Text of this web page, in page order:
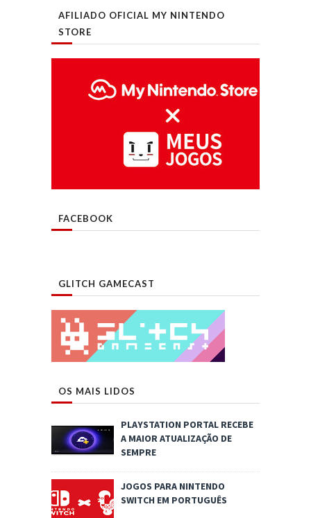
AFILIADO OFICIAL MY NINTENDO
STORE
FACEBOOK
GLITCH GAMECAST
OS MAIS LIDOS
PLAYSTATION PORTAL RECEBE
A MAIOR ATUALIZAÇÃO DE
SEMPRE
JOGOS PARA NINTENDO
SWITCH EM PORTUGUÊS